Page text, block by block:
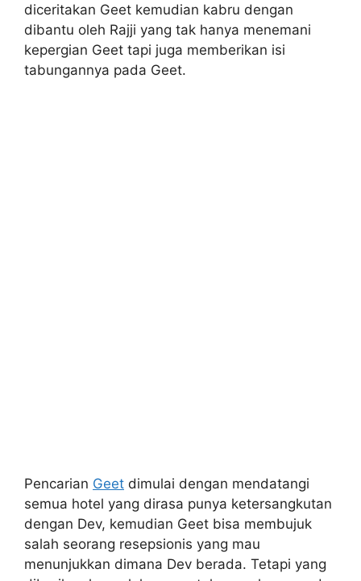
diceritakan Geet kemudian kabru dengan
dibantu oleh Rajji yang tak hanya menemani
kepergian Geet tapi juga memberikan isi
tabungannya pada Geet.
Pencarian Geet dimulai dengan mendatangi
semua hotel yang dirasa punya ketersangkutan
dengan Dev, kemudian Geet bisa membujuk
salah seorang resepsionis yang mau
menunjukkan dimana Dev berada. Tetapi yang